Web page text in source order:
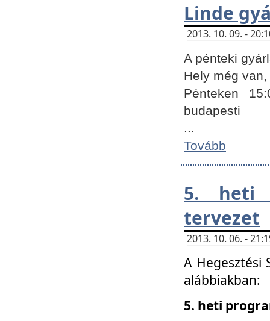
Linde
2013. 10. 09. -
A pénteki
Hely még
Pénteken
budapesti
...
Tovább
5. heti
tervezet
2013. 10. 06. -
A Hegesztési
alábbiakban:
5. heti